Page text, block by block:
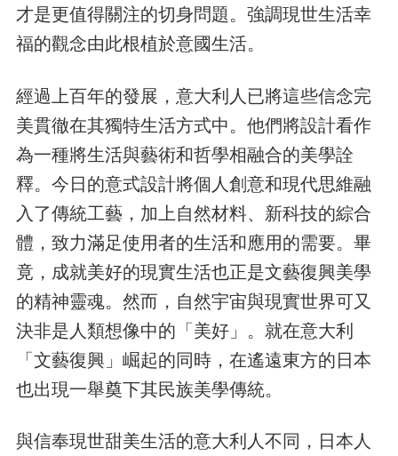
才是更值得關注的切身問題。強調現世生活幸
福的觀念由此根植於意國生活。
經過上百年的發展，意大利人已將這些信念完
美貫徹在其獨特生活方式中。他們將設計看作
為一種將生活與藝術和哲學相融合的美學詮
釋。今日的意式設計將個人創意和現代思維融
入了傳統工藝，加上自然材料、新科技的綜合
體，致力滿足使用者的生活和應用的需要。畢
竟，成就美好的現實生活也正是文藝復興美學
的精神靈魂。然而，自然宇宙與現實世界可又
決非是人類想像中的「美好」。就在意大利
「文藝復興」崛起的同時，在遙遠東方的日本
也出現一舉奠下其民族美學傳統。
與信奉現世甜美生活的意大利人不同，日本人